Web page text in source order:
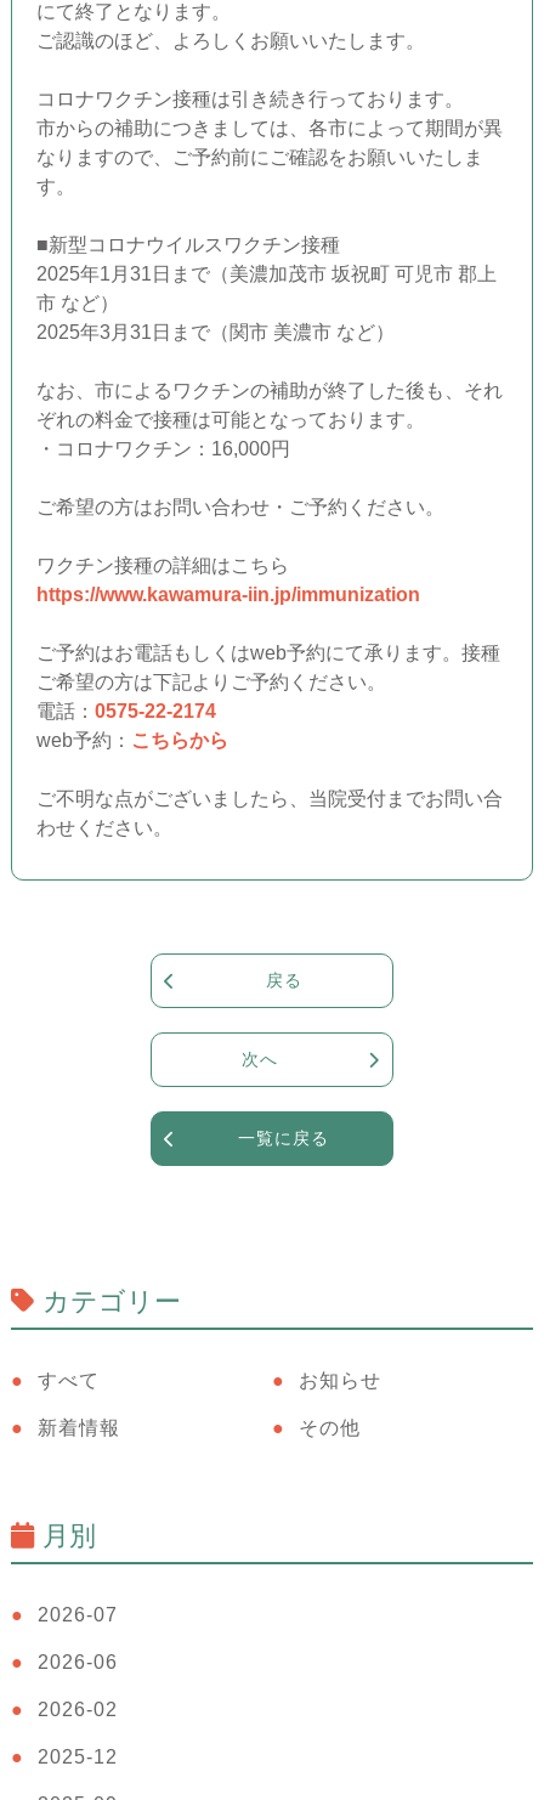
にて終了となります。
ご認識のほど、よろしくお願いいたします。
コロナワクチン接種は引き続き行っております。
市からの補助につきましては、各市によって期間が異
なりますので、ご予約前にご確認をお願いいたしま
す。
■新型コロナウイルスワクチン接種
2025年1月31日まで（美濃加茂市 坂祝町 可児市 郡上
市 など）
2025年3月31日まで（関市 美濃市 など）
なお、市によるワクチンの補助が終了した後も、それ
ぞれの料金で接種は可能となっております。
・コロナワクチン：16,000円
ご希望の方はお問い合わせ・ご予約ください。
ワクチン接種の詳細はこちら
https://www.kawamura-iin.jp/immunization
ご予約はお電話もしくはweb予約にて承ります。接種
ご希望の方は下記よりご予約ください。
電話： 0575-22-2174
web予約： こちらから
ご不明な点がございましたら、当院受付までお問い合
わせください。
戻る
一覧に戻る
次へ
カテゴリー
すべて お知らせ
新着情報 その他
月別
2026-07
2026-06
2026-02
2025-12